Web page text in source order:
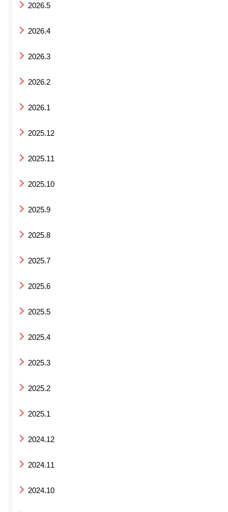
2026.5
2026.4
2026.3
2026.2
2026.1
2025.12
2025.11
2025.10
2025.9
2025.8
2025.7
2025.6
2025.5
2025.4
2025.3
2025.2
2025.1
2024.12
2024.11
2024.10